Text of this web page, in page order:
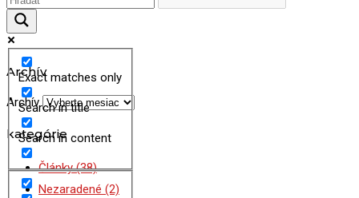
Exact matches only
Search in title
Search in content
Archív
Archív
kategórie
Články(38)
Nezaradené (2)